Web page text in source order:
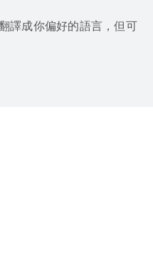
譯成你偏好的語言，但可